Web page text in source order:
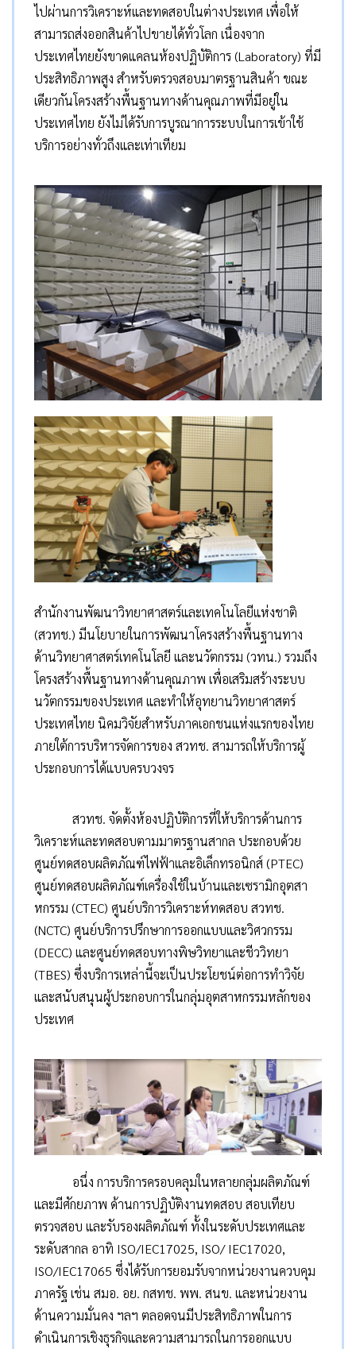
ไปผ่านการวิเคราะห์และทดสอบในต่างประเทศ เพื่อให้
สามารถส่งออกสินค้าไปขายได้ทั่วโลก เนื่องจาก
ประเทศไทยยังขาดแคลนห้องปฏิบัติการ (Laboratory) ที่มี
ประสิทธิภาพสูง สำหรับตรวจสอบมาตรฐานสินค้า ขณะ
เดียวกันโครงสร้างพื้นฐานทางด้านคุณภาพที่มีอยู่ใน
ประเทศไทย ยังไม่ได้รับการบูรณาการระบบในการเข้าใช้
บริการอย่างทั่วถึงและเท่าเทียม
สำนักงานพัฒนาวิทยาศาสตร์และเทคโนโลยีแห่งชาติ
(สวทช.) มีนโยบายในการพัฒนาโครงสร้างพื้นฐานทาง
ด้านวิทยาศาสตร์เทคโนโลยี และนวัตกรรม (วทน.) รวมถึง
โครงสร้างพื้นฐานทางด้านคุณภาพ เพื่อเสริมสร้างระบบ
นวัตกรรมของประเทศ และทำให้อุทยานวิทยาศาสตร์
ประเทศไทย นิคมวิจัยสำหรับภาคเอกชนแห่งแรกของไทย
ภายใต้การบริหารจัดการของ สวทช. สามารถให้บริการผู้
ประกอบการได้แบบครบวงจร
สวทช. จัดตั้งห้องปฏิบัติการที่ให้บริการด้านการ
วิเคราะห์และทดสอบตามมาตรฐานสากล ประกอบด้วย
ศูนย์ทดสอบผลิตภัณฑ์ไฟฟ้าและอิเล็กทรอนิกส์ (PTEC)
ศูนย์ทดสอบผลิตภัณฑ์เครื่องใช้ในบ้านและเซรามิกอุตสา
หกรรม (CTEC) ศูนย์บริการวิเคราะห์ทดสอบ สวทช.
(NCTC) ศูนย์บริการปรึกษาการออกแบบและวิศวกรรม
(DECC) และศูนย์ทดสอบทางพิษวิทยาและชีววิทยา
(TBES) ซึ่งบริการเหล่านี้จะเป็นประโยชน์ต่อการทำวิจัย
และสนับสนุนผู้ประกอบการในกลุ่มอุตสาหกรรมหลักของ
ประเทศ
อนึ่ง การบริการครอบคลุมในหลายกลุ่มผลิตภัณฑ์
และมีศักยภาพ ด้านการปฏิบัติงานทดสอบ สอบเทียบ
ตรวจสอบ และรับรองผลิตภัณฑ์ ทั้งในระดับประเทศและ
ระดับสากล อาทิ ISO/IEC17025, ISO/ IEC17020,
ISO/IEC17065 ซึ่งได้รับการยอมรับจากหน่วยงานควบคุม
ภาครัฐ เช่น สมอ. อย. กสทช. พพ. สนข. และหน่วยงาน
ด้านความมั่นคง ฯลฯ ตลอดจนมีประสิทธิภาพในการ
ดำเนินการเชิงธุรกิจและความสามารถในการออกแบบ